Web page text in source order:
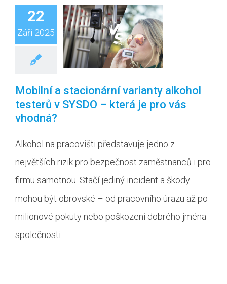
22
Září 2025
Mobilní a stacionární varianty alkohol
testerů v SYSDO – která je pro vás
vhodná?
Alkohol na pracovišti představuje jedno z
největších rizik pro bezpečnost zaměstnanců i pro
firmu samotnou. Stačí jediný incident a škody
mohou být obrovské – od pracovního úrazu až po
milionové pokuty nebo poškození dobrého jména
společnosti.